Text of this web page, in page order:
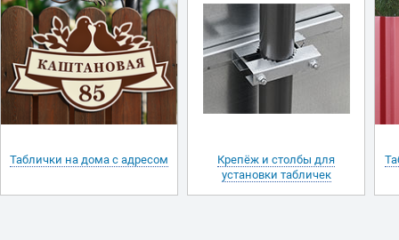
Таблички на дома с адресом
Крепёж и столбы для
установки табличек